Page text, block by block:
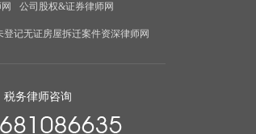
公司股权&证券律师网
登记无证房屋拆迁案件资深律师网
税务律师咨询